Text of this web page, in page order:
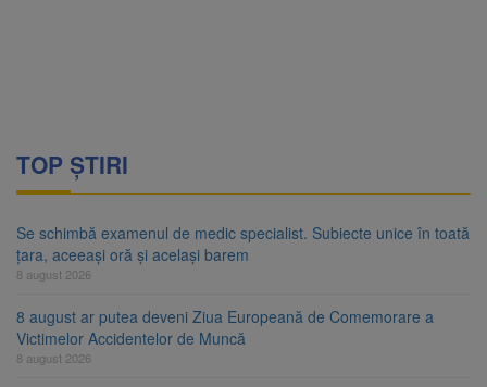
TOP ȘTIRI
Se schimbă examenul de medic specialist. Subiecte unice în toată
țara, aceeași oră și același barem
8 august 2026
8 august ar putea deveni Ziua Europeană de Comemorare a
Victimelor Accidentelor de Muncă
8 august 2026